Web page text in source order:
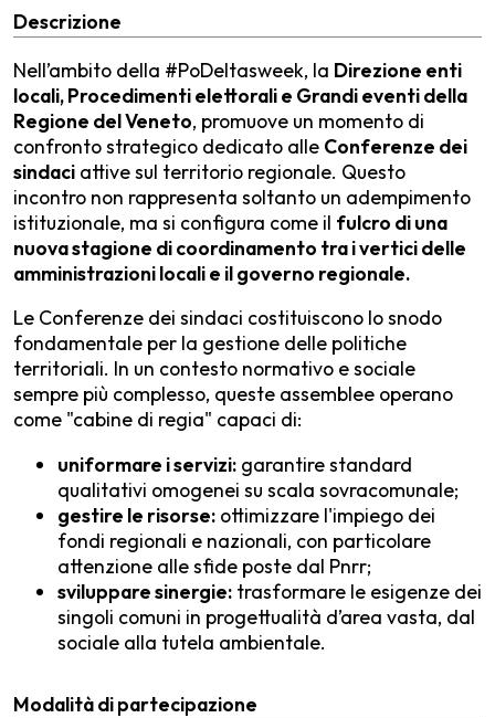
Descrizione
Nell’ambito della #PoDeltasweek, la Direzione enti
locali, Procedimenti elettorali e Grandi eventi della
Regione del Veneto, promuove un momento di
confronto strategico dedicato alle Conferenze dei
sindaci attive sul territorio regionale. Questo
incontro non rappresenta soltanto un adempimento
istituzionale, ma si configura come il fulcro di una
nuova stagione di coordinamento tra i vertici delle
amministrazioni locali e il governo regionale.
Le Conferenze dei sindaci costituiscono lo snodo
fondamentale per la gestione delle politiche
territoriali. In un contesto normativo e sociale
sempre più complesso, queste assemblee operano
come "cabine di regia" capaci di:
uniformare i servizi: garantire standard
qualitativi omogenei su scala sovracomunale;
gestire le risorse: ottimizzare l'impiego dei
fondi regionali e nazionali, con particolare
attenzione alle sfide poste dal Pnrr;
sviluppare sinergie: trasformare le esigenze dei
singoli comuni in progettualità d’area vasta, dal
sociale alla tutela ambientale.
Modalità di partecipazione